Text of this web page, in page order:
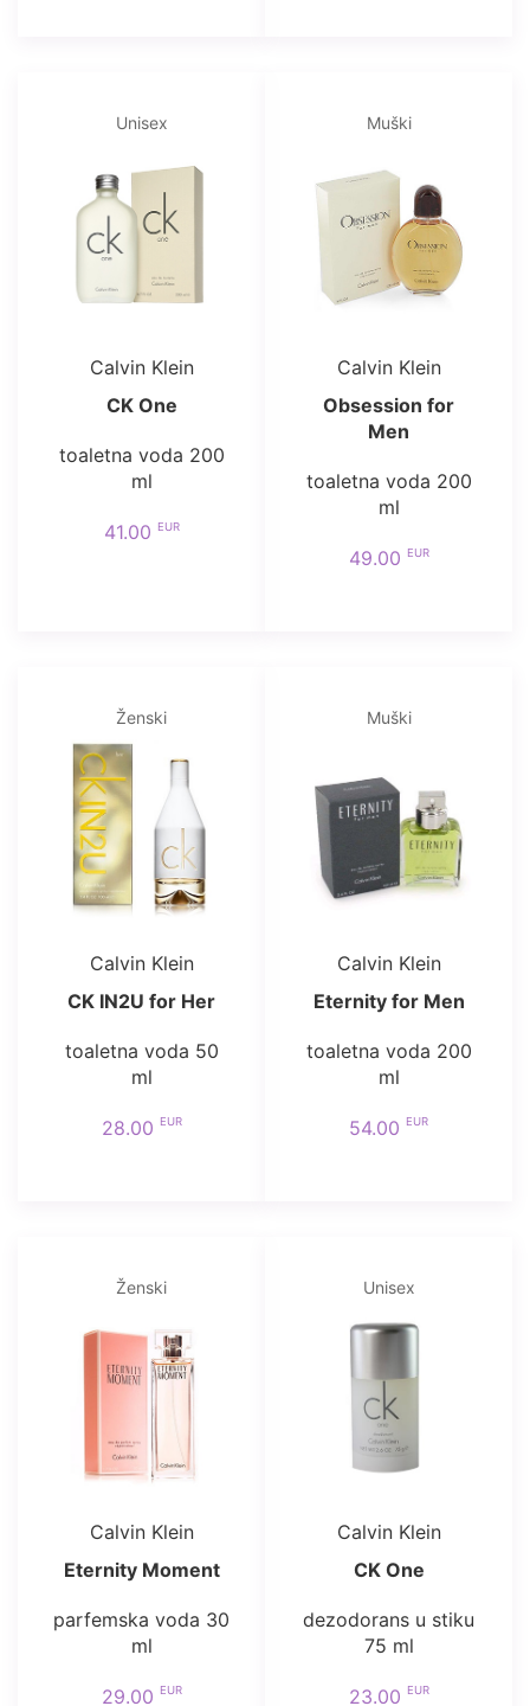
Unisex
Calvin Klein
CK One
toaletna voda 200
ml
41.00 EUR
Muški
Calvin Klein
Obsession for
Men
toaletna voda 200
ml
49.00 EUR
Ženski
Calvin Klein
CK IN2U for Her
toaletna voda 50
ml
28.00 EUR
Muški
Calvin Klein
Eternity for Men
toaletna voda 200
ml
54.00 EUR
Ženski
Calvin Klein
Eternity Moment
parfemska voda 30
ml
29.00 EUR
Unisex
Calvin Klein
CK One
dezodorans u stiku
75 ml
23.00 EUR